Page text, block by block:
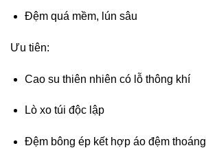
Đệm quá mềm, lún sâu
Ưu tiên:
Cao su thiên nhiên có lỗ thông khí
Lò xo túi độc lập
Đệm bông ép kết hợp áo đệm thoáng